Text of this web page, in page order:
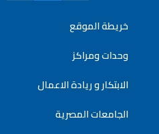
خريطة الموقع
وحدات ومراكز
الابتكار و ريادة الاعمال
الجامعات المصرية